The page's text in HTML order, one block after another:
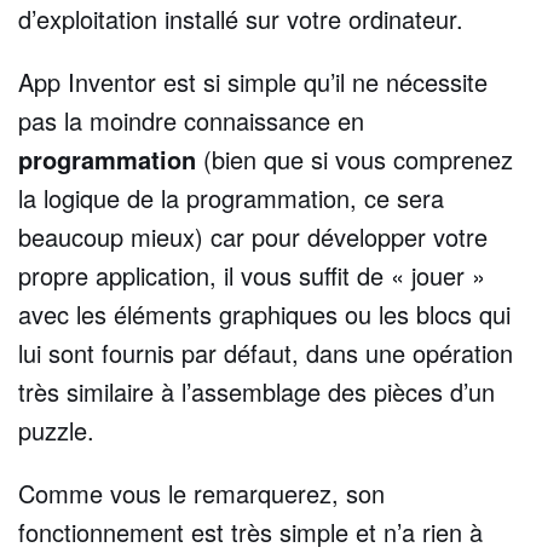
d’exploitation installé sur votre ordinateur.
App Inventor est si simple qu’il ne nécessite
pas la moindre connaissance en
programmation (bien que si vous comprenez
la logique de la programmation, ce sera
beaucoup mieux) car pour développer votre
propre application, il vous suffit de « jouer »
avec les éléments graphiques ou les blocs qui
lui sont fournis par défaut, dans une opération
très similaire à l’assemblage des pièces d’un
puzzle.
Comme vous le remarquerez, son
fonctionnement est très simple et n’a rien à